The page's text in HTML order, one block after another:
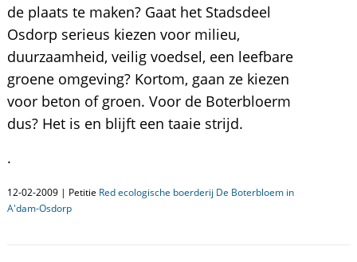
de plaats te maken? Gaat het Stadsdeel
Osdorp serieus kiezen voor milieu,
duurzaamheid, veilig voedsel, een leefbare
groene omgeving? Kortom, gaan ze kiezen
voor beton of groen. Voor de Boterbloerm
dus? Het is en blijft een taaie strijd.
.
12-02-2009 | Petitie Red ecologische boerderij De Boterbloem in
A'dam-Osdorp